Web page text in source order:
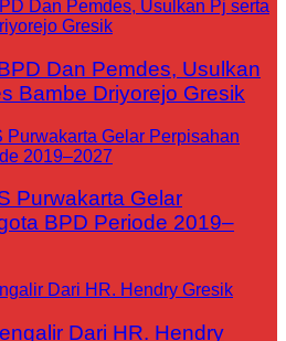
Dan Pemdes, Usulkan
Bambe Driyorejo Gresik
Purwakarta Gelar
BPD Periode 2019–
Dari HR. Hendry